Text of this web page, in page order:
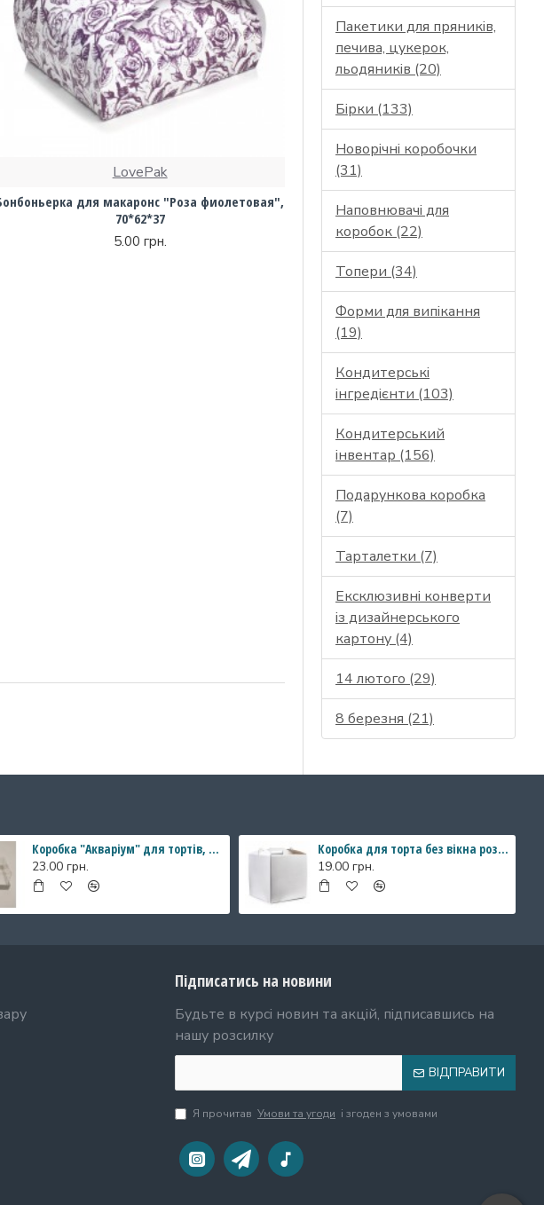
LovePak
для макаронс "Роза фиолетовая",
70*62*37
5.00 грн.
Пакетики для пряників,
печива, цукерок,
льодяників (20)
Бірки (133)
Новорічні коробочки
(31)
Наповнювачі для
коробок (22)
Топери (34)
Форми для випікання
(19)
Кондитерські
інгредієнти (103)
Кондитерський
інвентар (156)
Подарункова коробка
(7)
Тарталетки (7)
Ексклюзивні конверти
із дизайнерського
картону (4)
14 лютого (29)
8 березня (21)
Коробка "Акваріум" для тортів, бенто - тортів. 140*140*80
23.00 грн.
Коробка для торта без вікна розмір 250*250*150 мм
19.00 грн.
Підписатись на новини
Будьте в курсі новин та акцій, підписавшись на
нашу розсилку
ВІДПРАВИТИ
Я прочитав Умови та угоди і згоден з умовами